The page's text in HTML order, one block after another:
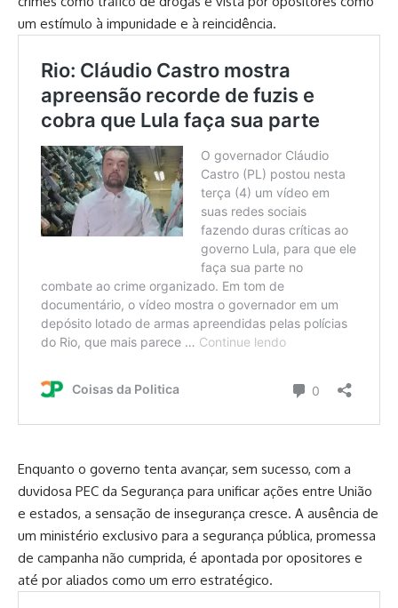
um estímulo à impunidade e à reincidência.
Enquanto o governo tenta avançar, sem sucesso, com a
duvidosa PEC da Segurança para unificar ações entre União
e estados, a sensação de insegurança cresce. A ausência de
um ministério exclusivo para a segurança pública, promessa
de campanha não cumprida, é apontada por opositores e
até por aliados como um erro estratégico.